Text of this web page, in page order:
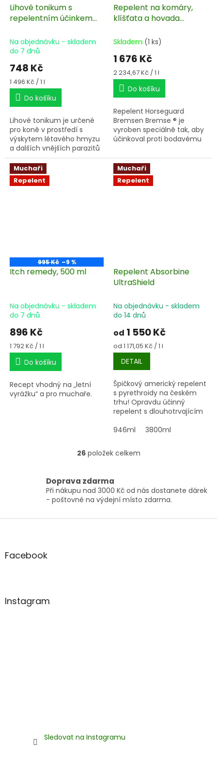
Lihové tonikum s
repelentním účinkem
Na objednávku - skladem
do 7 dnů
748 Kč
Měrná
cena:
1 496 Kč / 1 l
Do košíku
Lihové tonikum je určené
pro koně v prostředí s
výskytem létavého hmyzu
a dalších vnějších parazitů
(komáři, mouchy, ovádi, vši,
klíšťata a další).
Repelent na komáry,
klíšťata a hovada
Skladem (1 ks)
1 676 Kč
Měrná
cena:
2 234,67 Kč / 1 l
Do košíku
Repelent Horseguard
Bremsen Bremse ® je
vyroben speciálně tak, aby
účinkoval proti bodavému
šetrný k látkám oděvů a
jiným materiálům.
Muchaři
Repelent
995 Kč –9 %
Itch remedy, 500 ml
Na objednávku - skladem
do 7 dnů
896 Kč
Měrná
cena:
1 792 Kč / 1 l
Do košíku
Recept vhodný na „letní
vyrážku“ a pro muchaře.
Muchaři
Repelent
Repelent Absorbine
UltraShield
Na objednávku - skladem
do 14 dnů
od 1 550 Kč
Měrná
cena:
od 1 171,05 Kč / 1 l
DETAIL
Špičkový americký repelent
s pyrethroidy na českém
trhu! Opravdu účinný
repelent s dlouhotrvajícím
přes 70 druhů hmyzu
která mohou přenášet
lymskou boreliózu.
946ml 3800ml
O
á
d
a
í
26položek celkem
Doprava zdarma
Při nákupu nad 3000 Kč od nás dostanete dárek
- poštovné na výdejní místo zdarma.
Z
aFacebook
Instagram
Sledovat na Instagramu